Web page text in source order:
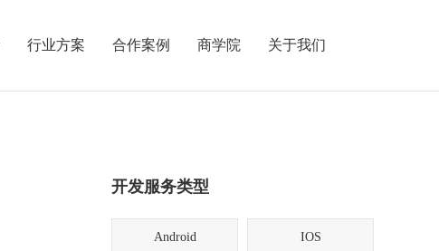
行业方案 合作案例 商学院 关于我们
开发服务类型
Android IOS